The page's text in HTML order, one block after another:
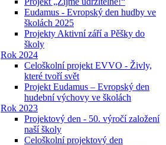
Eudamus - Evropský den hudby ve
školách 2025
Projekty Aktivní září a Pěšky do
školy
Rok 2024
Celoškolní projekt EVVO - Živly,
které tvoří svět
Projekt Eudamus – Evropský den
hudební výchovy ve školách
Rok 2023
Projektový den - 50. výročí založení
naší školy
Celoškolní projektový den